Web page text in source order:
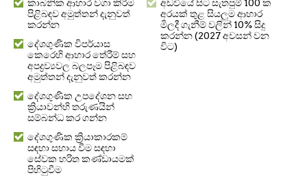
කාබනික ආහාර වගා කිරීම
පිළිබඳව අමුත්තන් දැනුවත්
කරන්න
දේශගුණික විපර්යාස
කෙරෙහි ආහාර තේරීම් සහ
අපද්‍රව්‍යවල බලපෑම පිළිබඳව
අමුත්තන් දැනුවත් කරන්න
දේශගුණික උපදේශන සහ
ක්‍රියාවන්හි තරුණයින්
සම්බන්ධ කර ගන්න
දේශගුණික ක්‍රියාකාරකම්
සඳහා සහාය වීම සඳහා
සේවක හරිත කණ්ඩායමක්
පිහිටුවීම
අඩවියේ සිට සැතපුම් 100 ක
අරයක් තුළ සියලුම ආහාර
මිලදී ගැනීම් වලින් 10% සිදු
කරන්න (2027 අවසන් වන
විට)